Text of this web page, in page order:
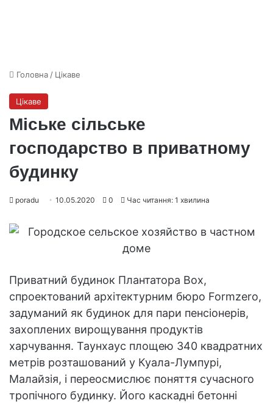
Головна / Цікаве
Цікаве
Міське сільське
господарство в приватному
будинку
poradu 10.05.2020 0 Час читання: 1 хвилина
Приватний будинок Плантатора Box,
спроектований архітектурним бюро Formzero,
задуманий як будинок для пари пенсіонерів,
захоплених вирощування продуктів
харчування. Таунхаус площею 340 квадратних
метрів розташований у Куала-Лумпурі,
Малайзія, і переосмислює поняття сучасного
тропічного будинку. Його каскадні бетонні